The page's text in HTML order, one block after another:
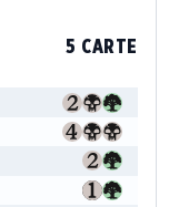
5 CARTE